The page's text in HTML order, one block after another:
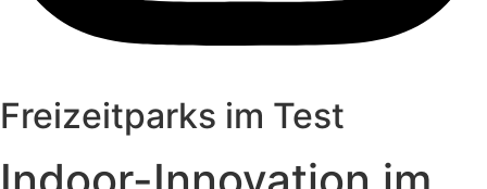
Freizeitparks im Test